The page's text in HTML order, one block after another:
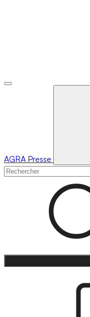
AGRA Presse